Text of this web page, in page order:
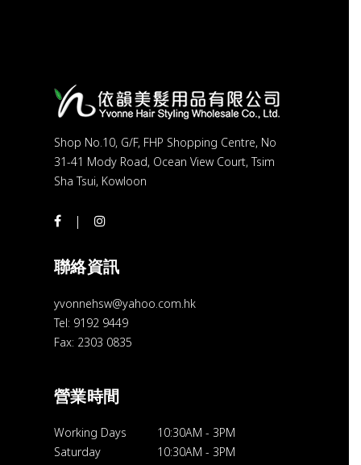
Shop No.10, G/F, FHP Shopping Centre, No
31-41 Mody Road, Ocean View Court, Tsim
Sha Tsui, Kowloon
聯絡資訊
yvonnehsw@yahoo.com.hk
Tel: 9192 9449
Fax: 2303 0835
營業時間
Working Days 10:30AM - 3PM
Saturday
10:30AM - 3PM